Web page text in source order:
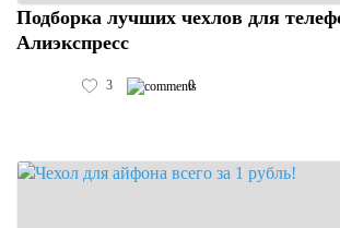
Подборка лучших чехлов для
Алиэкспресс
3 0